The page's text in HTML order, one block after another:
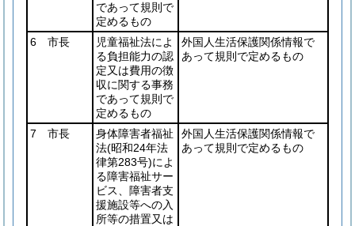
であって規則で
定めるもの
6 市長
児童福祉法によ
る負担能力の認
定又は費用の徴
収に関する事務
であって規則で
定めるもの
外国人生活保護関係情報で
あって規則で定めるもの
7 市長
身体障害者福祉
法(昭和24年法
律第283号)によ
る障害福祉サー
ビス、障害者支
援施設等への入
所等の措置又は
外国人生活保護関係情報で
あって規則で定めるもの